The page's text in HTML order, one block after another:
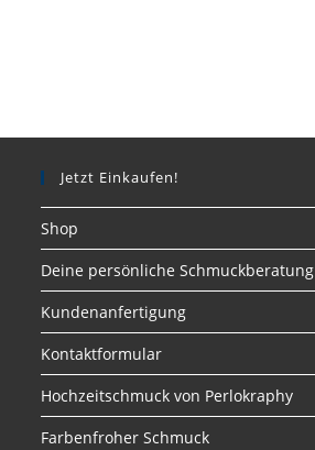
Jetzt Einkaufen!
Shop
Deine persönliche Schmuckberatung
Kundenanfertigung
Kontaktformular
Hochzeitschmuck von Perlokraphy
Farbenfroher Schmuck